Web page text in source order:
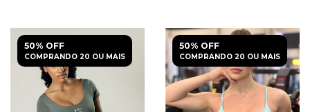
50% OFF
COMPRANDO 20 OU MAIS
50% OFF
COMPRANDO 20 OU MAIS